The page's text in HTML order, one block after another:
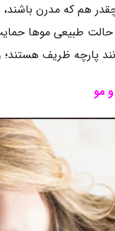
هم که مدرن
طبیعی موها حمایت
پارچه ظریف
مو